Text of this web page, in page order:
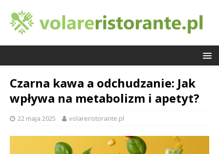
Czarna kawa a odchudzanie: Jak
wpływa na metabolizm i apetyt?
22 maja 2025 volareristorante.pl